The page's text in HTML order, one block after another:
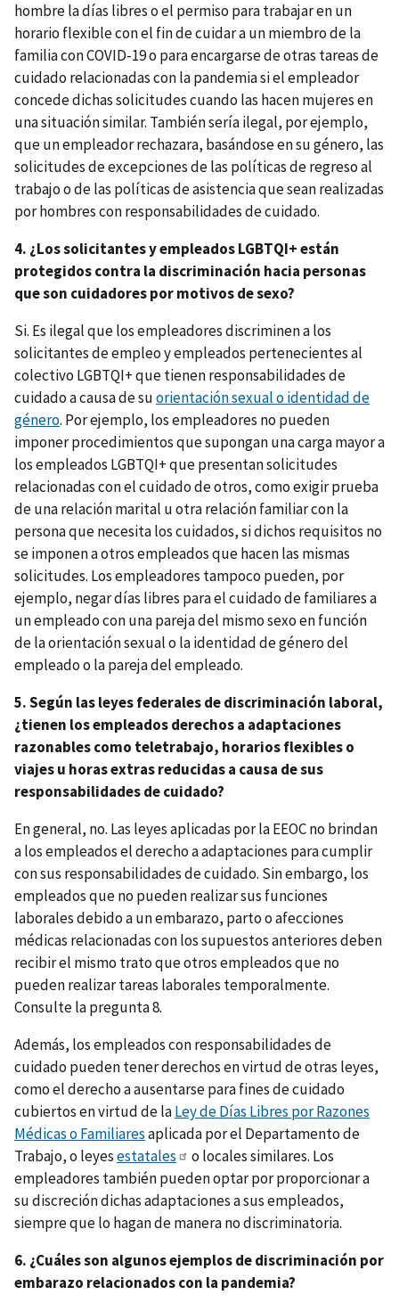
hombre la días libres o el permiso para trabajar en un
horario flexible con el fin de cuidar a un miembro de la
familia con COVID-19 o para encargarse de otras tareas de
cuidado relacionadas con la pandemia si el empleador
concede dichas solicitudes cuando las hacen mujeres en
una situación similar. También sería ilegal, por ejemplo,
que un empleador rechazara, basándose en su género, las
solicitudes de excepciones de las políticas de regreso al
trabajo o de las políticas de asistencia que sean realizadas
por hombres con responsabilidades de cuidado.
4. ¿Los solicitantes y empleados LGBTQI+ están
protegidos contra la discriminación hacia personas
que son cuidadores por motivos de sexo?
Si. Es ilegal que los empleadores discriminen a los
solicitantes de empleo y empleados pertenecientes al
colectivo LGBTQI+ que tienen responsabilidades de
cuidado a causa de suorientación sexual o identidad de
género. Por ejemplo, los empleadores no pueden
imponer procedimientos que supongan una carga mayor a
los empleados LGBTQI+ que presentan solicitudes
relacionadas con el cuidado de otros, como exigir prueba
de una relación marital u otra relación familiar con la
persona que necesita los cuidados, si dichos requisitos no
se imponen a otros empleados que hacen las mismas
solicitudes. Los empleadores tampoco pueden, por
ejemplo, negar días libres para el cuidado de familiares a
un empleado con una pareja del mismo sexo en función
de la orientación sexual o la identidad de género del
empleado o la pareja del empleado.
5. Según las leyes federales de discriminación laboral,
¿tienen los empleados derechos a adaptaciones
razonables como teletrabajo, horarios flexibles o
viajes u horas extras reducidas a causa de sus
responsabilidades de cuidado?
En general, no. Las leyes aplicadas por la EEOC no brindan
a los empleados el derecho a adaptaciones para cumplir
con sus responsabilidades de cuidado. Sin embargo, los
empleados que no pueden realizar sus funciones
laborales debido a un embarazo, parto o afecciones
médicas relacionadas con los supuestos anteriores deben
recibir el mismo trato que otros empleados que no
pueden realizar tareas laborales temporalmente.
Consulte la pregunta 8.
Además, los empleados con responsabilidades de
cuidado pueden tener derechos en virtud de otras leyes,
como el derecho a ausentarse para fines de cuidado
cubiertos en virtud de laLey de Días Libres por Razones
Médicas o Familiaresaplicada por el Departamento de
Trabajo, o leyesestatales
o locales similares. Los
empleadores también pueden optar por proporcionar a
su discreción dichas adaptaciones a sus empleados,
siempre que lo hagan de manera no discriminatoria.
6. ¿Cuáles son algunos ejemplos de discriminación por
embarazo relacionados con la pandemia?